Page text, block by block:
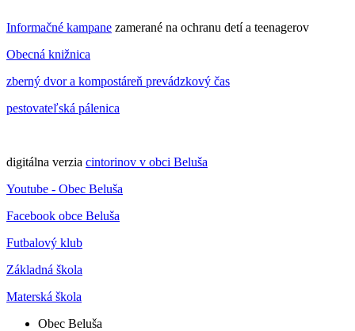
Informačné kampane zamerané na ochranu detí a teenagerov
Obecná knižnica
zberný dvor a kompostáreň prevádzkový čas
pestovateľská pálenica
digitálna verzia cintorinov v obci Beluša
Youtube - Obec Beluša
Facebook obce Beluša
Futbalový klub
Základná škola
Materská škola
Obec Beluša